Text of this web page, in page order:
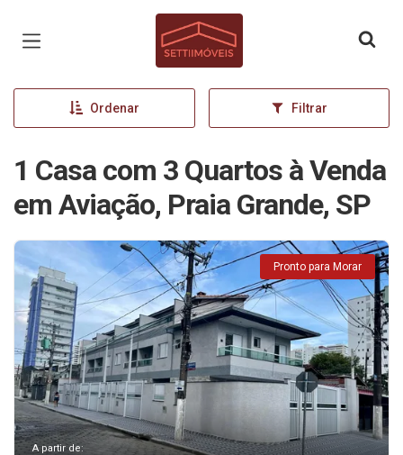
Página inicial
Ordenar Filtrar
1 Casa com 3 Quartos à Venda
em Aviação, Praia Grande, SP
Pronto para Morar
A partir de: